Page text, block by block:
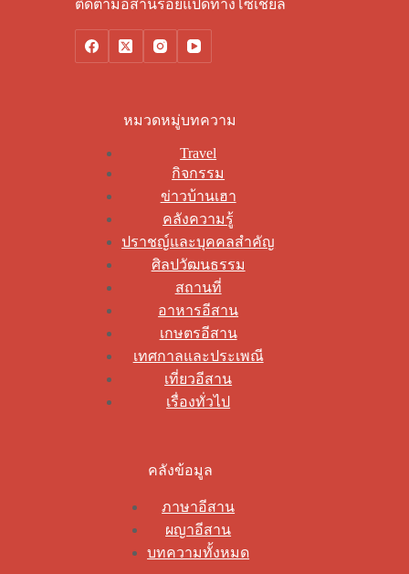
ติดตามอีสานร้อยแปดทางโซเชียล
หมวดหมู่บทความ
Travel
กิจกรรม
ข่าวบ้านเฮา
คลังความรู้
ปราชญ์และบุคคลสำคัญ
ศิลปวัฒนธรรม
สถานที่
อาหารอีสาน
เกษตรอีสาน
เทศกาลและประเพณี
เที่ยวอีสาน
เรื่องทั่วไป
คลังข้อมูล
ภาษาอีสาน
ผญาอีสาน
บทความทั้งหมด